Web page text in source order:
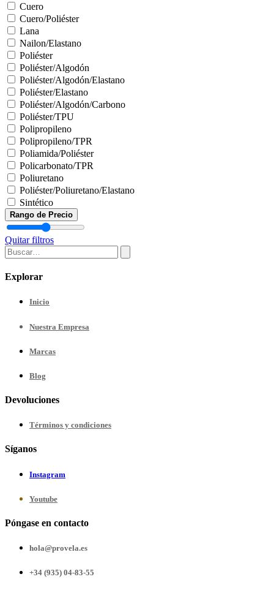
Cuero
Cuero/Poliéster
Lana
Nailon/Elastano
Poliéster
Poliéster/Algodón
Poliéster/Algodón/Elastano
Poliéster/Elastano
Poliéster/Algodón/Carbono
Poliéster/TPU
Polipropileno
Polipropileno/TPR
Poliamida/Poliéster
Policarbonato/TPR
Poliuretano
Poliéster/Poliuretano/Elastano
Sintético
Rango de Precio
Quitar filtros
Explorar
Inicio
Nuestra Empresa
Marcas
Blog
Devoluciones
Términos y condiciones
Síganos
Instagram
Youtube
Póngase en contacto
hola@provela.es
+34 (935) 04-83-55